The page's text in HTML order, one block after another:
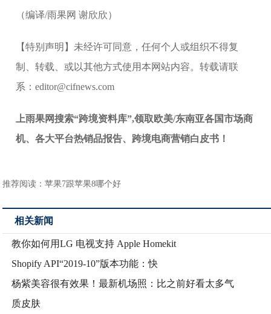
（编译/雨果网 谢欣欣）
【特别声明】未经许可同意，任何个人或组织不得复
制、转载、或以其他方式使用本网站内容。转载请联
系：editor@cifnews.com
上雨果网搜索“跨境资料库”,领取欧美/东南亚各国市场商
机、各大平台热销品报告、跨境电商营销白皮书！
推荐阅读：苹果7跟苹果8哪个好
相关新闻
教你如何用LG 电视支持 Apple Homekit
Shopify API“2019-10”版本功能：快
杨紫美容很有效果！最新机场照：比之前好看太多气
质皮肤